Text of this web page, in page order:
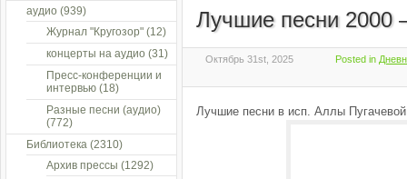
Лучшие песни 2000
Октябрь 31st, 2025 Posted in
Лучшие песни в исп. Аллы
аудио (939)
Журнал "Кругозор" (12)
концерты на аудио (31)
Пресс-конференции и
интервью (18)
Разные песни (аудио)
(772)
Библиотека (2310)
Архив прессы (1292)